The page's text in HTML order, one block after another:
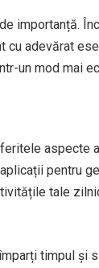
importanță.
cu adevărat
un mod mai
pentru
tale
timpul și